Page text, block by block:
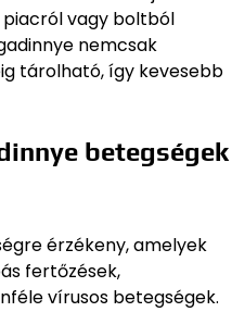
vagy boltból
nemcsak
tárolható, így kevesebb
betegségek
érzékeny, amelyek
fertőzések,
vírusos betegségek.